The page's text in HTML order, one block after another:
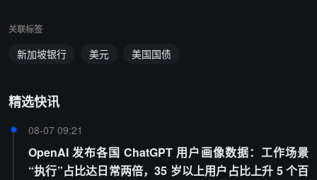
关联标签
新加坡银行 美元 美国国债
精选快讯
08-07 09:21
OpenAI 发布各国 ChatGPT 用户画像数据：工作场景
“执行”占比达日常两倍，35 岁以上用户占比上升 5 个百